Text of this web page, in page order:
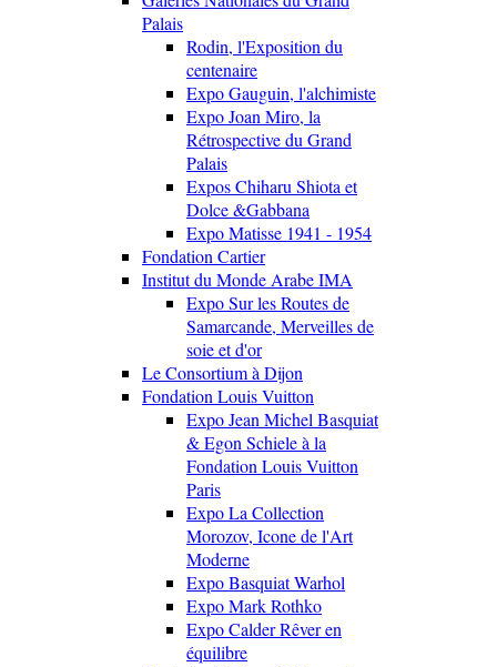
Palais
Rodin, l'Exposition du
centenaire
Expo Gauguin, l'alchimiste
Expo Joan Miro, la
Rétrospective du Grand
Palais
Expos Chiharu Shiota et
Dolce &Gabbana
Expo Matisse 1941 - 1954
Fondation Cartier
Institut du Monde Arabe IMA
Expo Sur les Routes de
Samarcande, Merveilles de
soie et d'or
Le Consortium à Dijon
Fondation Louis Vuitton
Expo Jean Michel Basquiat
& Egon Schiele à la
Fondation Louis Vuitton
Paris
Expo La Collection
Morozov, Icone de l'Art
Moderne
Expo Basquiat Warhol
Expo Mark Rothko
Expo Calder Rêver en
équilibre